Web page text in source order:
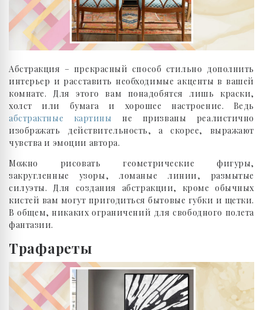
Абстракция – прекрасный способ стильно дополнить
интерьер и расставить необходимые акценты в вашей
комнате. Для этого вам понадобятся лишь краски,
холст или бумага и хорошее настроение. Ведь
абстрактные картины не призваны реалистично
изображать действительность, а скорее, выражают
чувства и эмоции автора.
Можно рисовать геометрические фигуры,
закругленные узоры, ломаные линии, размытые
силуэты. Для создания абстракции, кроме обычных
кистей вам могут пригодиться бытовые губки и щетки.
В общем, никаких ограничений для свободного полета
фантазии.
Трафареты